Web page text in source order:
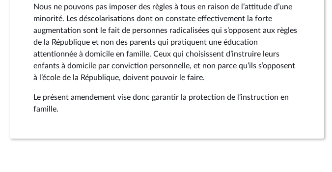
Nous ne pouvons pas imposer des règles à tous en raison de l’attitude d’une
minorité. Les déscolarisations dont on constate effectivement la forte
augmentation sont le fait de personnes radicalisées qui s’opposent aux règles
de la République et non des parents qui pratiquent une éducation
attentionnée à domicile en famille. Ceux qui choisissent d’instruire leurs
enfants à domicile par conviction personnelle, et non parce qu’ils s’opposent
à l’école de la République, doivent pouvoir le faire.
Le présent amendement vise donc garantir la protection de l’instruction en
famille.